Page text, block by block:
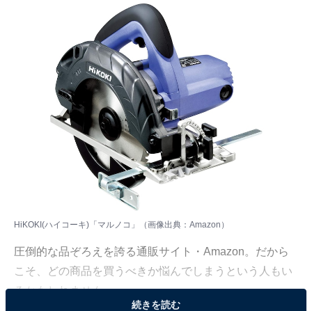
HiKOKI(ハイコーキ)「マルノコ」（画像出典：Amazon）
圧倒的な品ぞろえを誇る通販サイト・Amazon。だから
こそ、どの商品を買うべきか悩んでしまうという人もい
るかもしれません。
続きを読む